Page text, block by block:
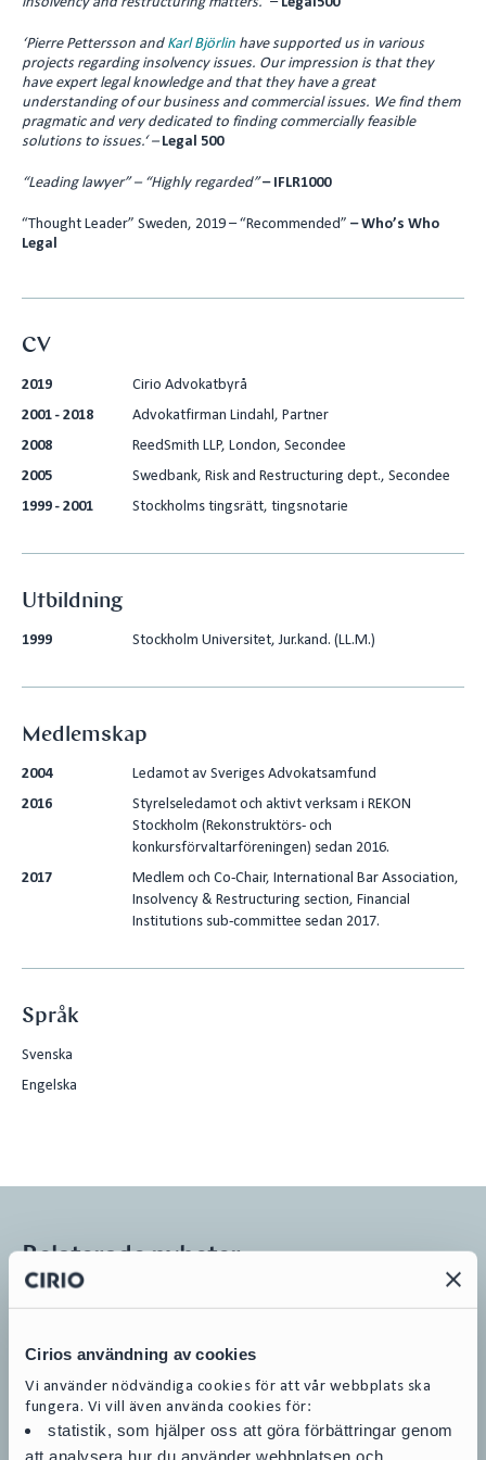
Cirios användning av cookies
Vi använder nödvändiga cookies för att vår webbplats ska
fungera. Vi vill även använda cookies för:
statistik, som hjälper oss att göra förbättringar genom
att analysera hur du använder webbplatsen och
‘Pierre Pettersson and Karl Björlin have supported us in various
projects regarding insolvency issues. Our impression is that they
have expert legal knowledge and that they have a great
understanding of our business and commercial issues. We find them
pragmatic and very dedicated to finding commercially feasible
solutions to issues.‘ – Legal 500
“Leading lawyer” – “Highly regarded” – IFLR1000
“Thought Leader” Sweden, 2019 – “Recommended” – Who’s Who
Legal
CV
2019
Cirio Advokatbyrå
2001 - 2018
Advokatfirman Lindahl, Partner
2008
ReedSmith LLP, London, Secondee
2005
Swedbank, Risk and Restructuring dept., Secondee
1999 - 2001
Stockholms tingsrätt, tingsnotarie
Utbildning
1999 Stockholm Universitet, Jur.kand. (LL.M.)
Medlemskap
2004
Ledamot av Sveriges Advokatsamfund
2016
Styrelseledamot och aktivt verksam i REKON
Stockholm (Rekonstruktörs- och
konkursförvaltarföreningen) sedan 2016.
2017
Medlem och Co-Chair, International Bar Association,
Insolvency & Restructuring section, Financial
Institutions sub-committee sedan 2017.
Språk
Svenska
Engelska
Relaterade nyheter
Alla nyheter
Konkurs 26.06.25
Niutech Group-koncernen i konkurs